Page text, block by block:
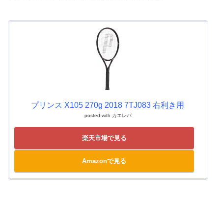
プリンス X105 270g 2018 7TJ083 右利き用
posted with カエレバ
楽天市場で見る
Amazonで見る